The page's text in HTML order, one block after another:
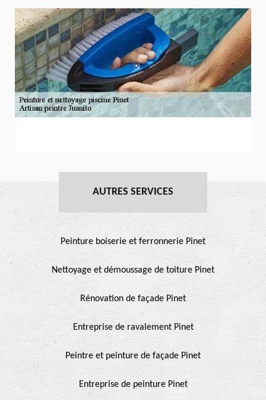
AUTRES SERVICES
Peinture boiserie et ferronnerie Pinet
Nettoyage et démoussage de toiture Pinet
Rénovation de façade Pinet
Entreprise de ravalement Pinet
Peintre et peinture de façade Pinet
Entreprise de peinture Pinet